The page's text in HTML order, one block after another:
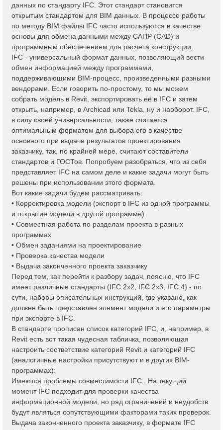
данных по стандарту IFC. Этот стандарт становится
открытым стандартом для BIM данных. В процессе работы
по методу BIM файлы IFC часто используются в качестве
основы для обмена данными между САПР (CAD) и
программным обеспечением для расчета конструкции.
IFC - универсальный формат данных, позволяющий вести
обмен информацией между программами,
поддерживающими BIM-процесс, произведенными разными
вендорами. Если говорить по-простому, то мы можем
собрать модель в Revit, экспортировать её в IFC и затем
открыть, например, в Archicad или Tekla, ну и наоборот. IFC,
в силу своей универсальности, также считается
оптимальным форматом для выбора его в качестве
основного при выдаче результатов проектирования
заказчику, так, по крайней мере, считают составители
стандартов и ГОСТов. Попробуем разобраться, что из себя
представляет IFC на самом деле и какие задачи могут быть
решены при использовании этого формата.
Вот какие задачи будем рассматривать:
• Корректировка модели (экспорт в IFC из одной программы
и открытие модели в другой программе)
• Совместная работа по разделам проекта в разных
программах
• Обмен заданиями на проектирование
• Проверка качества модели
• Выдача законченного проекта заказчику
Перед тем, как перейти к разбору задач, поясню, что IFC
имеет различные стандарты (IFC 2x2, IFC 2x3, IFC 4) - по
сути, наборы описательных инструкций, где указано, как
должен быть представлен элемент модели и его параметры
при экспорте в IFC.
В стандарте прописан список категорий IFC, и, например, в
Revit есть вот такая чудесная табличка, позволяющая
настроить соответствие категорий Revit и категорий IFC
(аналогичные настройки присутствуют и в других BIM-
программах):
Имеются проблемы совместимости IFC . На текущий
момент IFC подходит для проверки качества
информационной модели, но ряд ограничений и неудобств
будут являться сопутствующими факторами таких проверок.
Выдача законченного проекта заказчику, в формате IFC